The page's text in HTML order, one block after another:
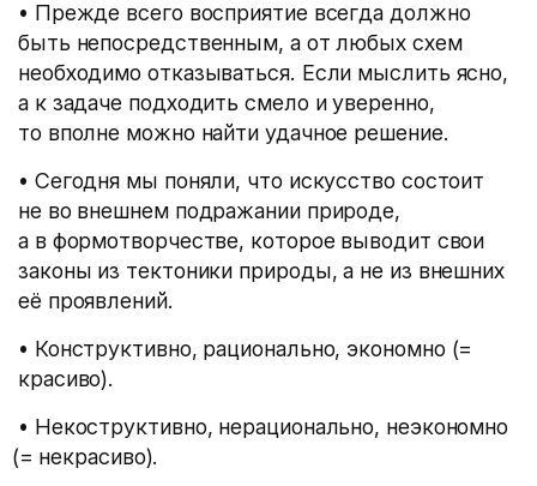
• Прежде всего восприятие всегда должно
быть непосредственным, а от любых схем
необходимо отказываться. Если мыслить ясно,
а к задаче подходить смело и уверенно,
то вполне можно найти удачное решение.
• Сегодня мы поняли, что искусство состоит
не во внешнем подражании природе,
а в формотворчестве, которое выводит свои
законы из тектоники природы, а не из внешних
её проявлений.
• Конструктивно, рационально, экономно (=
красиво).
• Некоструктивно, нерационально, неэкономно
(= некрасиво).